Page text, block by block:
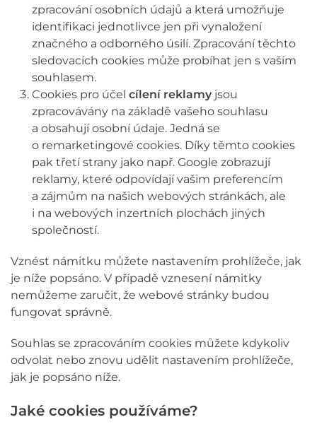
zpracování osobních údajů a která umožňuje
identifikaci jednotlivce jen při vynaložení
značného a odborného úsilí. Zpracování těchto
sledovacích cookies může probíhat jen s vaším
souhlasem.
Cookies pro účel cílení reklamy jsou
zpracovávány na základě vašeho souhlasu
a obsahují osobní údaje. Jedná se
o remarketingové cookies. Díky těmto cookies
pak třetí strany jako např. Google zobrazují
reklamy, které odpovídají vašim preferencím
a zájmům na našich webových stránkách, ale
i na webových inzertních plochách jiných
společností.
Vznést námitku můžete nastavením prohlížeče, jak
je níže popsáno. V případě vznesení námitky
nemůžeme zaručit, že webové stránky budou
fungovat správně.
Souhlas se zpracováním cookies můžete kdykoliv
odvolat nebo znovu udělit nastavením prohlížeče,
jak je popsáno níže.
Jaké cookies používáme?